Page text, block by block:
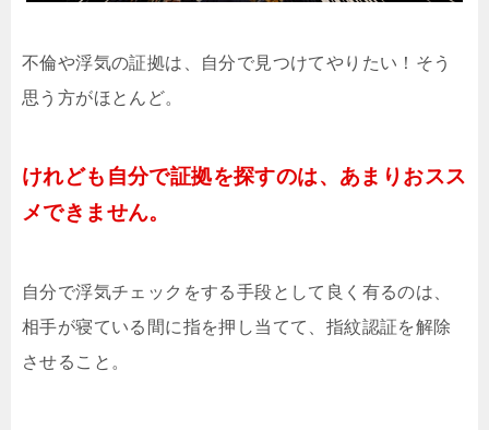
不倫や浮気の証拠は、自分で見つけてやりたい！そう
思う方がほとんど。
けれども自分で証拠を探すのは、あまりおスス
メできません。
自分で浮気チェックをする手段として良く有るのは、
相手が寝ている間に指を押し当てて、指紋認証を解除
させること。